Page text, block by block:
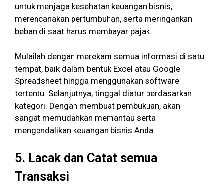
untuk menjaga kesehatan keuangan bisnis,
merencanakan pertumbuhan, serta meringankan
beban di saat harus membayar pajak.
Mulailah dengan merekam semua informasi di satu
tempat, baik dalam bentuk Excel atau Google
Spreadsheet hingga menggunakan software
tertentu. Selanjutnya, tinggal diatur berdasarkan
kategori. Dengan membuat pembukuan, akan
sangat memudahkan memantau serta
mengendalikan keuangan bisnis Anda.
5. Lacak dan Catat semua
Transaksi